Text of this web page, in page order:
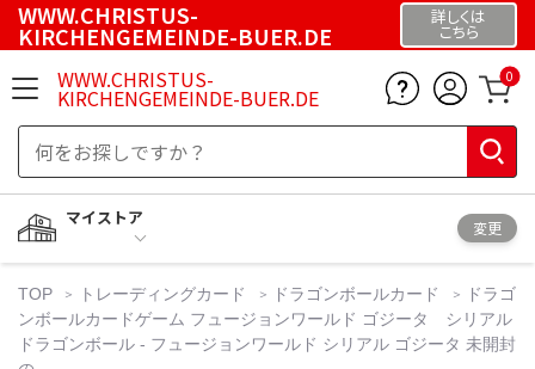
WWW.CHRISTUS-
KIRCHENGEMEINDE-BUER.DE
詳しくは
こちら
WWW.CHRISTUS-
KIRCHENGEMEINDE-BUER.DE
0
マイストア
変更
TOP トレーディングカード ドラゴンボールカード
ドラゴ
ンボールカードゲーム フュージョンワールド ゴジータ シリアル
ドラゴンボール - フュージョンワールド シリアル ゴジータ 未開封